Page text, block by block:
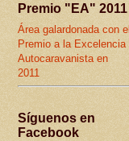
Premio "EA" 2011
Área galardonada con el
Premio a la Excelencia
Autocaravanista en
2011
Síguenos en
Facebook